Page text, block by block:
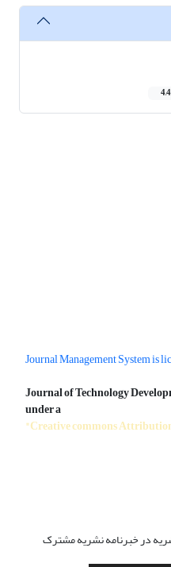
Journal of Technology
under a
در خبرنامه نشریه مشترک